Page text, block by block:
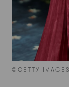
©GETTY IMAGES